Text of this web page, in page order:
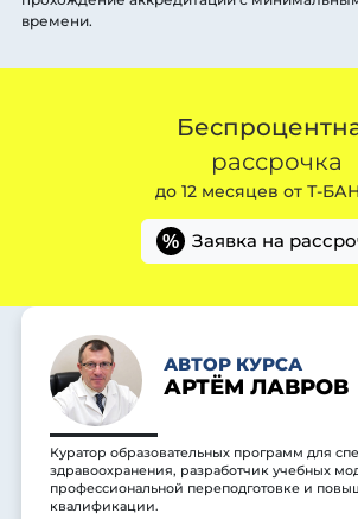
времени.
рассрочка
до 12 месяцев от Т-
% Заявка на
АВТОР КУРСА
АРТЁМ ЛАВРОВ
Куратор образовательных программ для
здравоохранения, разработчик учебных
профессиональной переподготовке и
квалификации.